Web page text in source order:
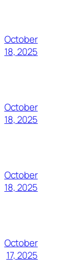
October
18, 2025
October
18, 2025
October
18, 2025
October
17, 2025